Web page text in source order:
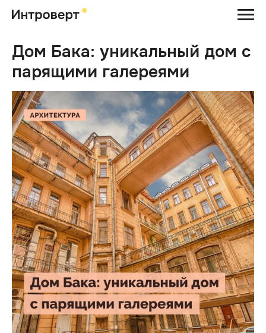
Дом Бака: уникальный дом с
парящими галереями